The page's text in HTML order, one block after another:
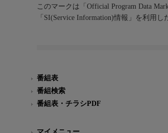
このマークは「Official Program Data
「SI(Service Information)情報」を利用
番組表
番組検索
番組表・チラシPDF